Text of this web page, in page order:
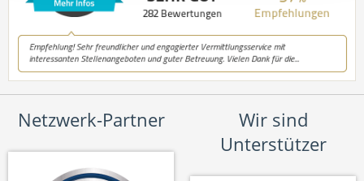
Netzwerk-Partner
Wir sind
Unterstützer